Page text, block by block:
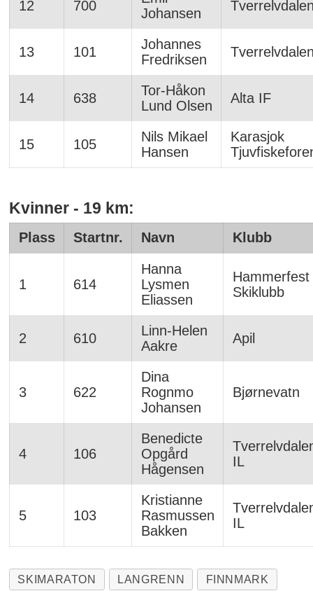
12 700
Johansen
13 101
Johannes
Fredriksen
14 638
Tor-Håkon
Lund Olsen
Alta IF
15 105
Nils Mikael
Hansen
Karasjok
Kvinner - 19 km:
Plass Startnr. Navn Klubb
1 614
Hanna
Lysmen
Eliassen
Hammerfest
Skiklubb
2 610
Linn-Helen
Aakre
Apil
3 622
Dina
Rognmo
Johansen
Bjørnevatn
4 106
Benedicte
Opgård
Hågensen
IL
5 103
Kristianne
Rasmussen
Bakken
IL
SKIMARATON LANGRENN FINNMARK